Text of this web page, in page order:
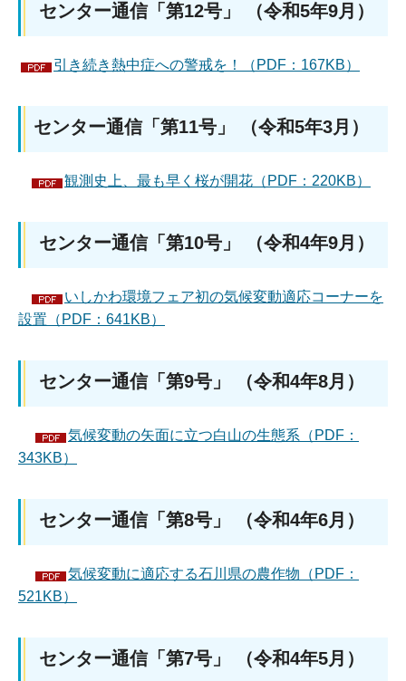
センター通信「第12号」 （令和5年9月）
引き続き熱中症への警戒を！（PDF：167KB）
センター通信「第11号」 （令和5年3月）
観測史上、最も早く桜が開花（PDF：220KB）
センター通信「第10号」 （令和4年9月）
いしかわ環境フェア初の気候変動適応コーナーを
設置（PDF：641KB）
センター通信「第9号」 （令和4年8月）
気候変動の矢面に立つ白山の生態系（PDF：
343KB）
センター通信「第8号」 （令和4年6月）
気候変動に適応する石川県の農作物（PDF：
521KB）
センター通信「第7号」 （令和4年5月）